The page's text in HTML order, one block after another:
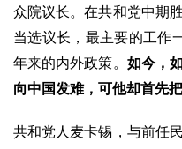
众院议长。在共和党中期
当选议长，最主要的工作
年来的内外政策。 如今，
向中国发难，可他却首先
共和党人麦卡锡，与前任